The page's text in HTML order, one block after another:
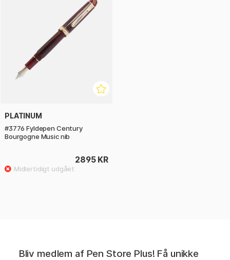
PLATINUM
#3776 Fyldepen Century
Bourgogne Music nib
2895 KR
Bliv medlem af Pen Store Plus! Få unikke